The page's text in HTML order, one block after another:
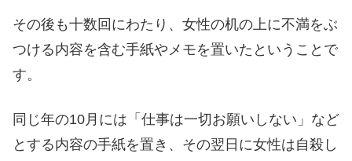
その後も十数回にわたり、女性の机の上に不満をぶ
つける内容を含む手紙やメモを置いたということで
す。
同じ年の10月には「仕事は一切お願いしない」など
とする内容の手紙を置き、その翌日に女性は自殺し